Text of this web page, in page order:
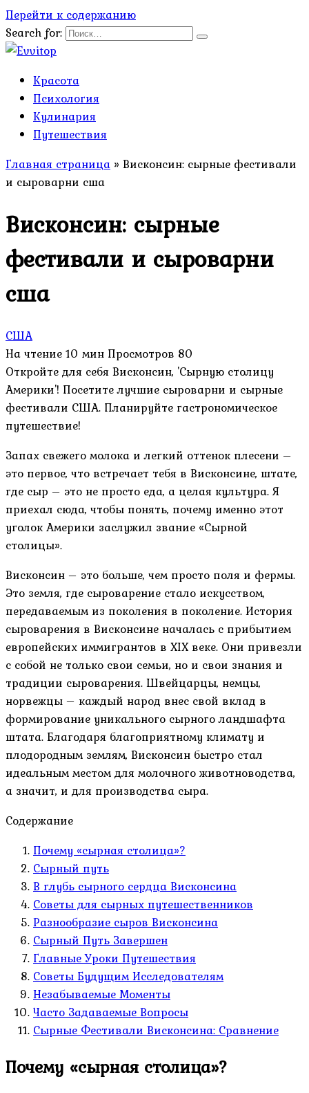
Перейти к содержанию
Search for:
Красота
Психология
Кулинария
Путешествия
Главная страница » Висконсин: сырные фестивали
и сыроварни сша
Висконсин: сырные
фестивали и сыроварни
сша
США
На чтение10 мин Просмотров 80
Откройте для себя Висконсин, 'Сырную столицу
Америки'! Посетите лучшие сыроварни и сырные
фестивали США. Планируйте гастрономическое
путешествие!
Запах свежего молока и легкий оттенок плесени –
это первое, что встречает тебя в Висконсине, штате,
где сыр – это не просто еда, а целая культура. Я
приехал сюда, чтобы понять, почему именно этот
уголок Америки заслужил звание «Сырной
столицы».
Висконсин – это больше, чем просто поля и фермы.
Это земля, где сыроварение стало искусством,
передаваемым из поколения в поколение. История
сыроварения в Висконсине началась с прибытием
европейских иммигрантов в XIX веке. Они привезли
с собой не только свои семьи, но и свои знания и
традиции сыроварения. Швейцарцы, немцы,
норвежцы – каждый народ внес свой вклад в
формирование уникального сырного ландшафта
штата. Благодаря благоприятному климату и
плодородным землям, Висконсин быстро стал
идеальным местом для молочного животноводства,
а значит, и для производства сыра.
Содержание
Почему «сырная столица»?
Сырный путь
В глубь сырного сердца Висконсина
Советы для сырных путешественников
Разнообразие сыров Висконсина
Сырный Путь Завершен
Главные Уроки Путешествия
Советы Будущим Исследователям
Незабываемые Моменты
Часто Задаваемые Вопросы
Сырные Фестивали Висконсина: Сравнение
Почему «сырная столица»?